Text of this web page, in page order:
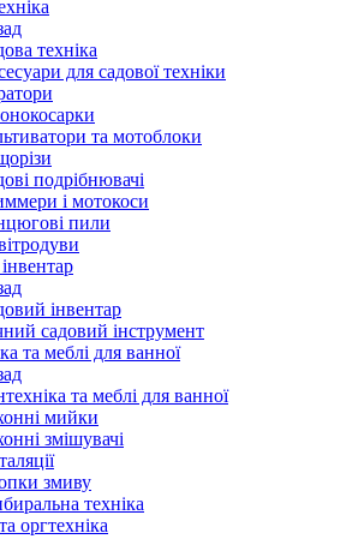
техніка
для садової техніки
та мотоблоки
подрібнювачі
і мотокоси
пили
інвентар
садовий інструмент
та меблі для ванної
та меблі для ванної
мийки
змішувачі
змиву
техніка
оргтехніка